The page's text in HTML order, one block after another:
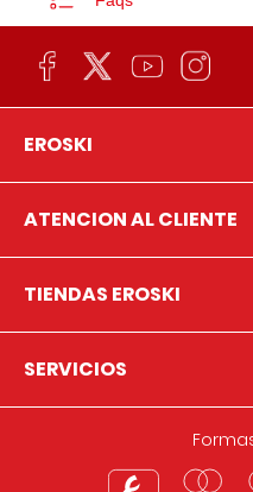
EROSKI
ATENCION AL CLIENTE
TIENDAS EROSKI
SERVICIOS